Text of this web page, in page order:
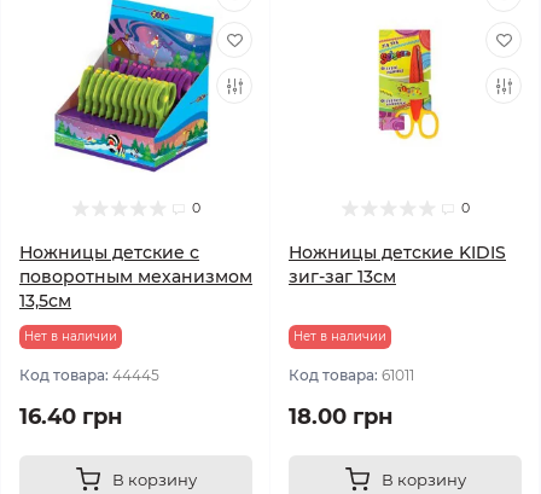
0
Ножницы детские с
поворотным механизмом
13,5см
Нет в наличии
Код товара: 44445
16.40 грн
В корзину
0
Ножницы детские KIDIS
зиг-заг 13см
Нет в наличии
Код товара: 61011
18.00 грн
В корзину